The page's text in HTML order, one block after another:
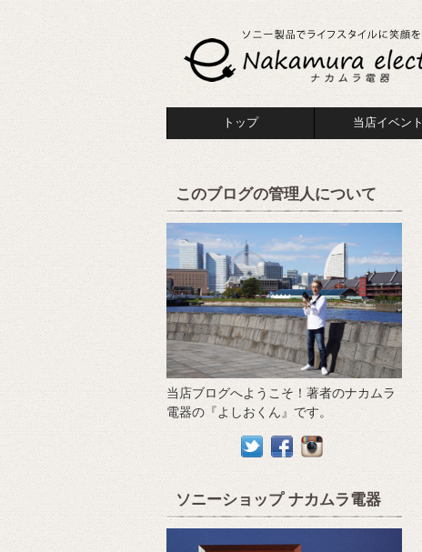
トップ 当店イベント
このブログの管理人について
当店ブログへようこそ！著者のナカムラ
電器の『よしおくん』です。
ソニーショップ ナカムラ電器